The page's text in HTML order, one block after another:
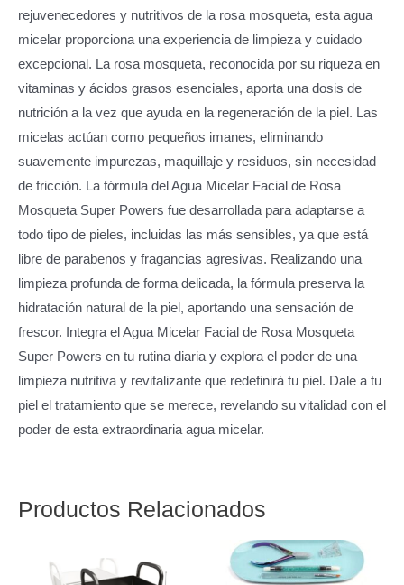
rejuvenecedores y nutritivos de la rosa mosqueta, esta agua
micelar proporciona una experiencia de limpieza y cuidado
excepcional. La rosa mosqueta, reconocida por su riqueza en
vitaminas y ácidos grasos esenciales, aporta una dosis de
nutrición a la vez que ayuda en la regeneración de la piel. Las
micelas actúan como pequeños imanes, eliminando
suavemente impurezas, maquillaje y residuos, sin necesidad
de fricción. La fórmula del Agua Micelar Facial de Rosa
Mosqueta Super Powers fue desarrollada para adaptarse a
todo tipo de pieles, incluidas las más sensibles, ya que está
libre de parabenos y fragancias agresivas. Realizando una
limpieza profunda de forma delicada, la fórmula preserva la
hidratación natural de la piel, aportando una sensación de
frescor. Integra el Agua Micelar Facial de Rosa Mosqueta
Super Powers en tu rutina diaria y explora el poder de una
limpieza nutritiva y revitalizante que redefinirá tu piel. Dale a tu
piel el tratamiento que se merece, revelando su vitalidad con el
poder de esta extraordinaria agua micelar.
Productos Relacionados